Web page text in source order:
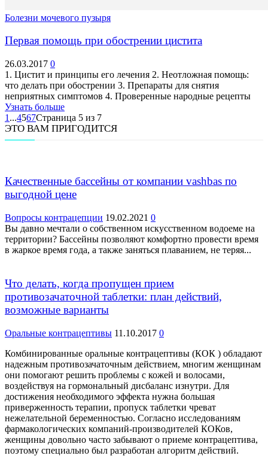
Болезни мочевого пузыря
Первая помощь при обострении цистита
26.03.2017 0
1. Цистит и принципы его лечения 2. Неотложная помощь:
что делать при обострении 3. Препараты для снятия
неприятных симптомов 4. Проверенные народные рецепты
Узнать больше
1 ...4567Страница 5 из 7
ЭТО ВАМ ПРИГОДИТСЯ
Качественные бассейны от компании vashbas по
выгодной цене
Вопросы контрацепции 19.02.2021 0
Вы давно мечтали о собственном искусственном водоеме на
территории? Бассейны позволяют комфортно провести время
в жаркое время года, а также заняться плаванием, не теряя...
Что делать, когда пропущен прием
противозачаточной таблетки: план действий,
возможные варианты
Оральные контрацептивы 11.10.2017 0
Комбинированные оральные контрацептивы (КОК ) обладают
надежным противозачаточным действием, многим женщинам
они помогают решить проблемы с кожей и волосами,
воздействуя на гормональный дисбаланс изнутри. Для
достижения необходимого эффекта нужна большая
приверженность терапии, пропуск таблетки чреват
нежелательной беременностью. Согласно исследованиям
фармакологических компаний-производителей КОКов,
женщины довольно часто забывают о приеме контрацептива,
поэтому специально был разработан алгоритм действий.